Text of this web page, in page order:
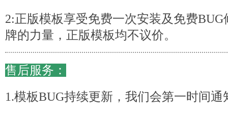
2:正版模板享受免费一次安装及免费
牌的力量，正版模板均不议价。
售后服务：
1.模板BUG持续更新，我们会第一时间通